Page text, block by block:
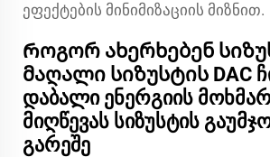
ეფექტების მინიმიზაციის მიზნით.
Როგორ ახერხებენ
მაღალი სიზუსტის DAC
დაბალი ენერგიის
მიღწევას სიზუსტის
გარეშე